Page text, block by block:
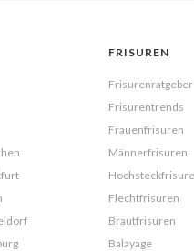
FRISUREN
Frisurenratgeber
Frisurentrends
Frauenfrisuren
Männerfrisuren
Flechtfrisuren
Brautfrisuren
Balayage